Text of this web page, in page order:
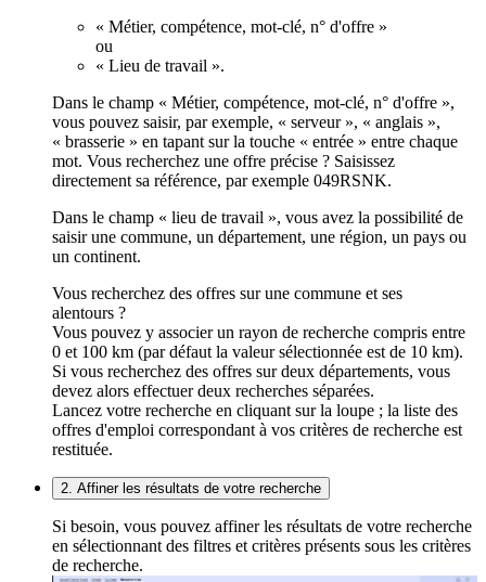
« Métier, compétence, mot-clé, n° d'offre »
ou
« Lieu de travail ».
Dans le champ « Métier, compétence, mot-clé, n° d'offre »,
vous pouvez saisir, par exemple, « serveur », « anglais »,
« brasserie » en tapant sur la touche « entrée » entre chaque
mot. Vous recherchez une offre précise ? Saisissez
directement sa référence, par exemple 049RSNK.
Dans le champ « lieu de travail », vous avez la possibilité de
saisir une commune, un département, une région, un pays ou
un continent.
Vous recherchez des offres sur une commune et ses
alentours ?
Vous pouvez y associer un rayon de recherche compris entre
0 et 100 km (par défaut la valeur sélectionnée est de 10 km).
Si vous recherchez des offres sur deux départements, vous
devez alors effectuer deux recherches séparées.
Lancez votre recherche en cliquant sur la loupe ; la liste des
offres d'emploi correspondant à vos critères de recherche est
restituée.
2. Affiner les résultats de votre recherche
Si besoin, vous pouvez affiner les résultats de votre recherche
en sélectionnant des filtres et critères présents sous les critères
de recherche.